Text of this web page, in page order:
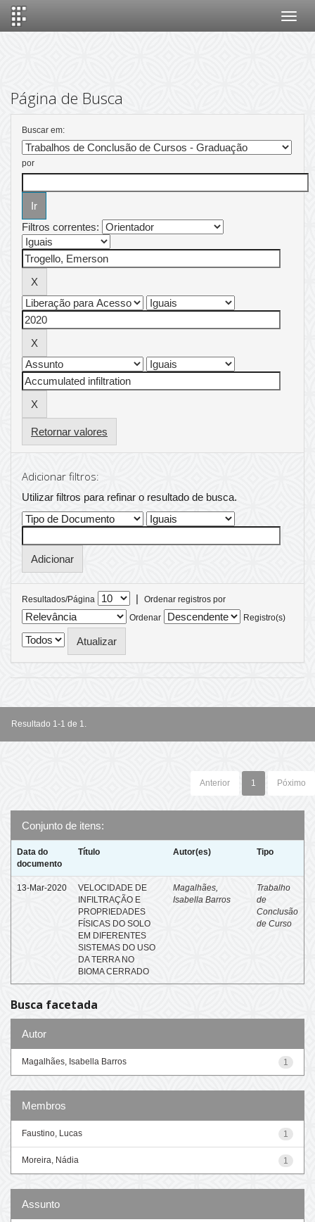
Página de Busca
Buscar em:
por
Filtros correntes:
Retornar valores
Adicionar filtros:
Utilizar filtros para refinar o resultado de busca.
Resultados/Página |
Ordenar registros por
Ordenar
Registro(s)
Resultado 1-1 de 1.
Anterior 1 Póximo
Conjunto de itens:
Data do
documento
Título Autor(es) Tipo
13-Mar-2020
VELOCIDADE DE
INFILTRAÇÃO E
PROPRIEDADES
FÍSICAS DO SOLO
EM DIFERENTES
SISTEMAS DO USO
DA TERRA NO
BIOMA CERRADO
Magalhães,
Isabella Barros
Trabalho
de
Conclusão
de Curso
Busca facetada
Autor
1
Magalhães, Isabella Barros
Membros
1
Faustino, Lucas
1
Moreira, Nádia
Assunto